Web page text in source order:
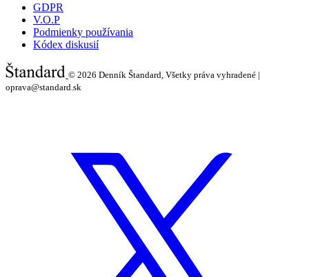
GDPR
V.O.P
Podmienky používania
Kódex diskusií
© 2026 Denník Štandard, Všetky práva vyhradené |
oprava@standard.sk